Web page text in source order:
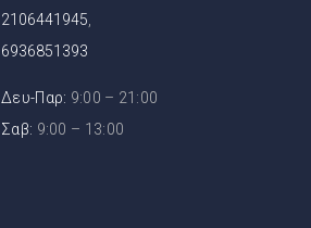
2106441945
6936851393
Δευ-Παρ: 9:00 – 21:00
Σαβ: 9:00 – 13:00